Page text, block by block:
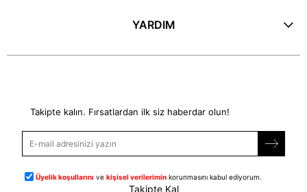
YARDIM
Takipte kalın. Fırsatlardan ilk siz haberdar olun!
Üyelik koşullarını vekişisel verilerimin korunmasını kabul ediyorum.
Takipte Kal